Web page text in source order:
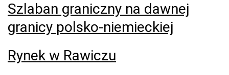
Szlaban graniczny na dawnej
granicy polsko-niemieckiej
Rynek w Rawiczu